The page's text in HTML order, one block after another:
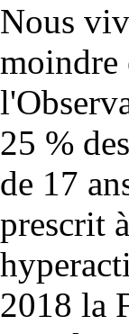
Nous
moindre
25 %
de 17
prescrit
2018 la